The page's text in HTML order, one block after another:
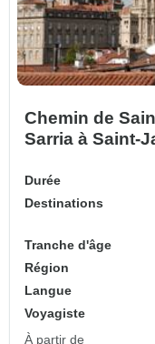
Chemin de
Sarria à Saint-
Durée
Destinations
Tranche d'âge
Région
Langue
Voyagiste
À partir de